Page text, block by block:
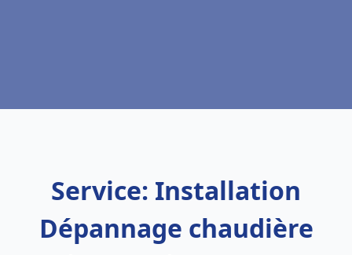
Service: Installation
Dépannage chaudière